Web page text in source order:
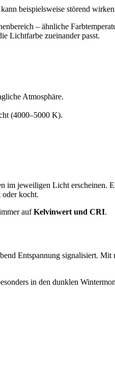
beispielsweise störend
– ähnliche
Lichtfarbe zueinander passt.
Atmosphäre.
(4000–5000 K).
im jeweiligen Licht erscheinen.
oder kocht.
aufKelvinwert und CRI.
Entspannung signalisiert.
in den dunklen